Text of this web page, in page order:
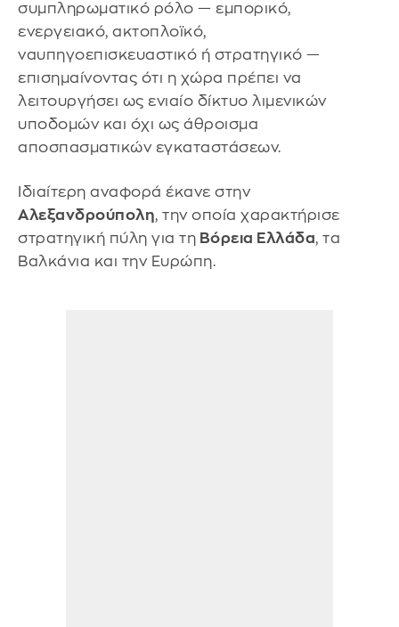
συμπληρωματικό ρόλο — εμπορικό,
ενεργειακό, ακτοπλοϊκό,
ναυπηγοεπισκευαστικό ή στρατηγικό —
επισημαίνοντας ότι η χώρα πρέπει να
λειτουργήσει ως ενιαίο δίκτυο λιμενικών
υποδομών και όχι ως άθροισμα
αποσπασματικών εγκαταστάσεων.
Ιδιαίτερη αναφορά έκανε στην
Αλεξανδρούπολη, την οποία χαρακτήρισε
στρατηγική πύλη για τη Βόρεια Ελλάδα, τα
Βαλκάνια και την Ευρώπη.